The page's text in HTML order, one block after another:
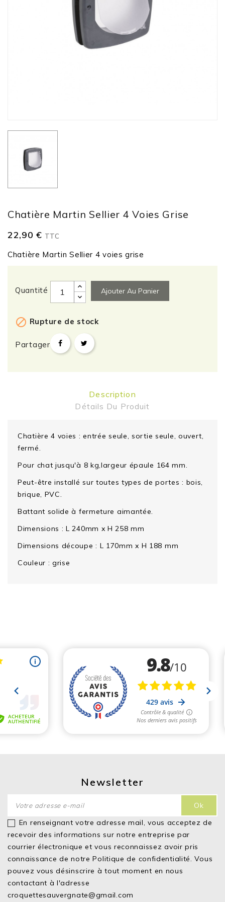
Chatière Martin Sellier 4 Voies Grise
22,90 € TTC
Chatière Martin Sellier 4 voies grise
Quantité Ajouter Au Panier
 Rupture de stock
Partager
Description
Détails Du Produit
Chatière 4 voies : entrée seule, sortie seule, ouvert,
fermé.
Pour chat jusqu'à 8 kg,largeur épaule 164 mm.
Peut-être installé sur toutes types de portes : bois,
brique, PVC.
Battant solide à fermeture aimantée.
Dimensions : L 240mm x H 258 mm
Dimensions découpe : L 170mm x H 188 mm
Couleur : grise
Newsletter
En renseignant votre adresse mail, vous acceptez de
recevoir des informations sur notre entreprise par
courrier électronique et vous reconnaissez avoir pris
connaissance de notrePolitique de confidentialité. Vous
pouvez vous désinscrire à tout moment en nous
contactant à l'adresse
croquettesauvergnate@gmail.com